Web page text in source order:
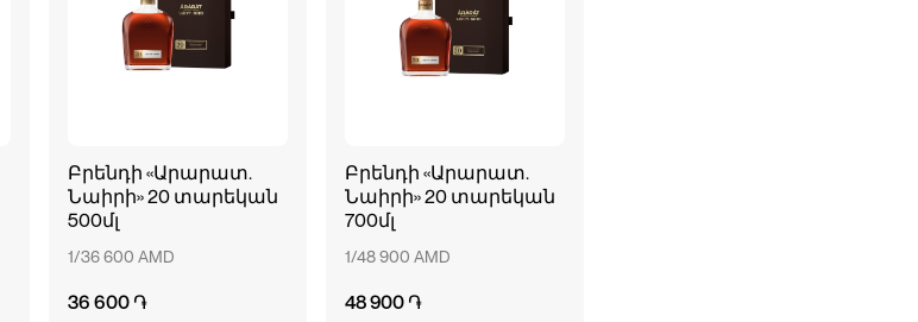
Բրենդի «Արարատ.
Նաիրի» 20 տարեկան
500մլ
1/36 600 AMD
36 600 ֏
Բրենդի «Արարատ.
Նաիրի» 20 տարեկան
700մլ
1/48 900 AMD
48 900 ֏